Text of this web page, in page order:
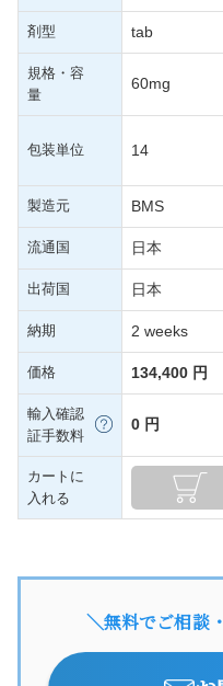
剤型 tab
規格・容
量
60mg
包装単位 14
製造元 BMS
流通国 日本
出荷国 日本
納期 2 weeks
価格 134,400 円
輸入確認
証手数料
0 円
カートに
入れる
＼無料でご相談